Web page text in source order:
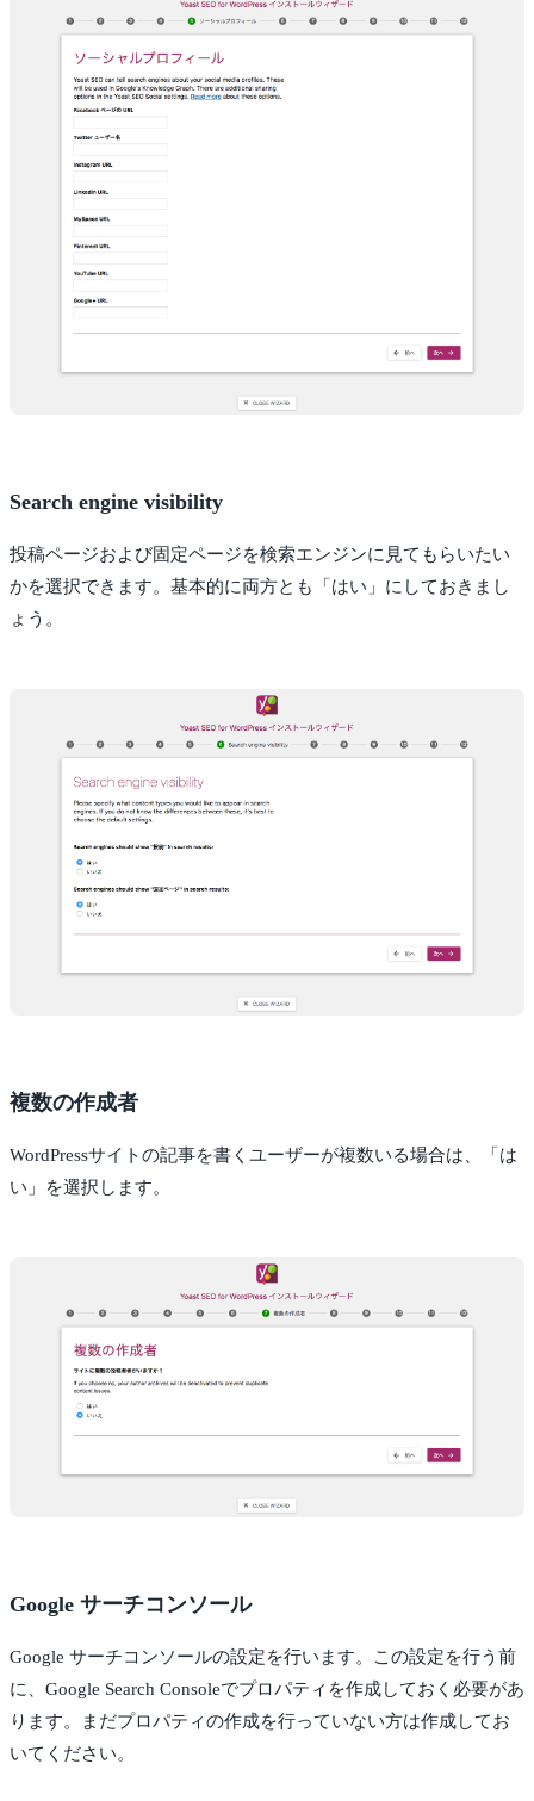
Search engine visibility
投稿ページおよび固定ページを検索エンジンに見てもらいたい
かを選択できます。基本的に両方とも「はい」にしておきまし
ょう。
複数の作成者
WordPressサイトの記事を書くユーザーが複数いる場合は、「は
い」を選択します。
Google サーチコンソール
Google サーチコンソールの設定を行います。この設定を行う前
に、Google Search Consoleでプロパティを作成しておく必要があ
ります。まだプロパティの作成を行っていない方は作成してお
いてください。